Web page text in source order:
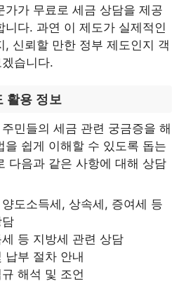
가가 무료로 세금 상담을 제공
니다. 과연 이 제도가 실제적인
, 신뢰할 만한 정부 제도인지 객
습니다.
활용 정보
민들의 세금 관련 궁금증을 해
을 쉽게 이해할 수 있도록 돕는
다음과 같은 사항에 대해 상담
도소득세, 상속세, 증여세 등
등 지방세 관련 상담
납부 절차 안내
해석 및 조언